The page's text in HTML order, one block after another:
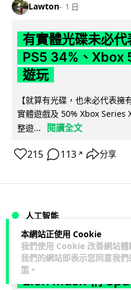
本網站正使用 Cookie
我們使用 Cookie 改善網站體
我們的網站即表示您同意我們
策 。
Lawton 1 日
有實體光碟未必代
PS5 34%、Xbox
遊玩
【就算有光碟，也未必代表
實體遊戲及 50% Xbox Series
整遊...
閱讀全文
215 113 ↗ 分享
人工智能
Lawton 1 日
Elon Musk 稱